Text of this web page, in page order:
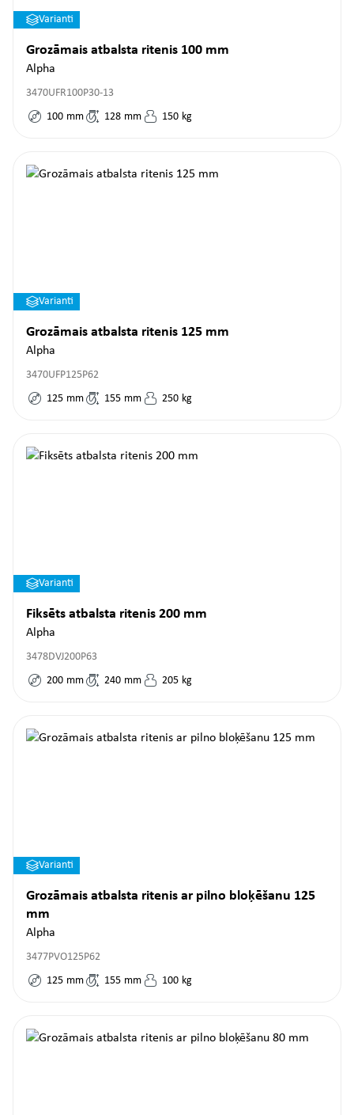
Varianti
Grozāmais atbalsta ritenis 100 mm
Alpha
3470UFR100P30-13
100 mm 128 mm 150 kg
Varianti
Grozāmais atbalsta ritenis 125 mm
Alpha
3470UFP125P62
125 mm 155 mm 250 kg
Varianti
Fiksēts atbalsta ritenis 200 mm
Alpha
3478DVJ200P63
200 mm 240 mm 205 kg
Varianti
Grozāmais atbalsta ritenis ar pilno bloķēšanu 125
mm
Alpha
3477PVO125P62
125 mm 155 mm 100 kg